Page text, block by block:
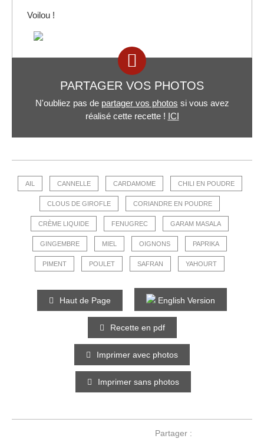
Voilou !
PARTAGER VOS PHOTOS
N'oubliez pas de partager vos photos si vous avez
réalisé cette recette ! ICI
AIL CANNELLE CARDAMOME CHILI EN POUDRE
CLOUS DE GIROFLE CORIANDRE EN POUDRE
CRÈME LIQUIDE FENUGREC GARAM MASALA
GINGEMBRE MIEL OIGNONS PAPRIKA
PIMENT POULET SAFRAN YAHOURT
Haut de Page English Version
Recette en pdf
Imprimer avec photos
Imprimer sans photos
Partager :